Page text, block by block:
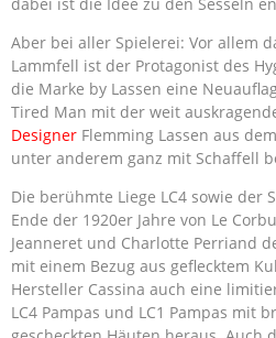
Aber bei aller Spielerei: Vor allem
Lammfell ist der Protagonist des
die Marke by Lassen eine
Tired Man mit der weit
Designer Flemming Lassen aus
unter anderem ganz mit Schaffell
Die berühmte Liege LC4 sowie der
Ende der 1920er Jahre von Le
Jeanneret und Charlotte Perriand
mit einem Bezug aus geflecktem
Hersteller Cassina auch eine
LC4 Pampas und LC1 Pampas mit